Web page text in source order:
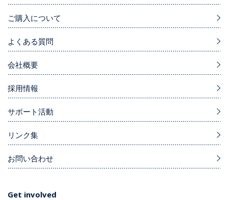
ご購入について
よくある質問
会社概要
採用情報
サポート活動
リンク集
お問い合わせ
Get involved